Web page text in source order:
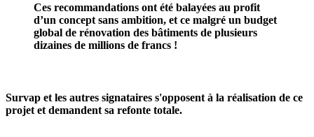
Ces recommandations ont été balayées au profit
d’un concept sans ambition, et ce malgré un budget
global de rénovation des bâtiments de plusieurs
dizaines de millions de francs !
Survap et les autres signataires s'opposent à la réalisation de ce
projet et demandent sa refonte totale.